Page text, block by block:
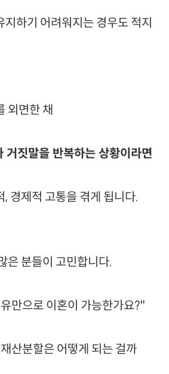
하기 어려워지는 경우도 적지
외면한 채
거짓말을 반복하는 상황이라면
, 경제적 고통을 겪게 됩니다.
은 분들이 고민합니다.
만으로 이혼이 가능한가요?"
산분할은 어떻게 되는 걸까